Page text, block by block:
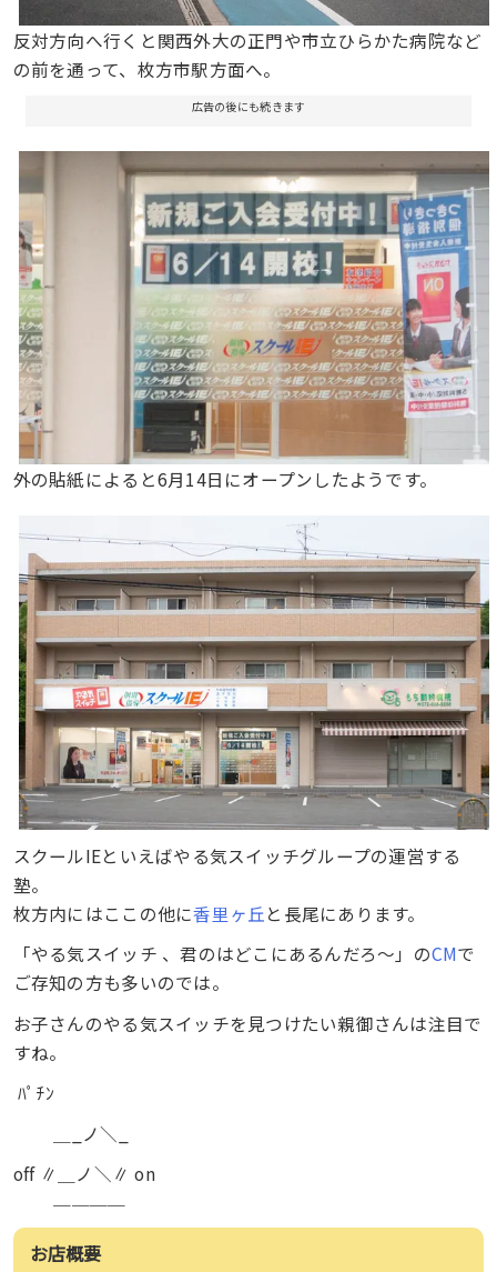
反対方向へ行くと関西外大の正門や市立ひらかた病院など
の前を通って、枚方市駅方面へ。
広告の後にも続きます
外の貼紙によると6月14日にオープンしたようです。
スクールIEといえばやる気スイッチグループの運営する
塾。
枚方内にはここの他に香里ヶ丘と長尾にあります。
「やる気スイッチ 、君のはどこにあるんだろ〜」のCMで
ご存知の方も多いのでは。
お子さんのやる気スイッチを見つけたい親御さんは注目で
すね。
ﾊﾟﾁﾝ
＿_ノ＼_
off ∥＿ノ＼∥ on
￣￣￣￣
お店概要